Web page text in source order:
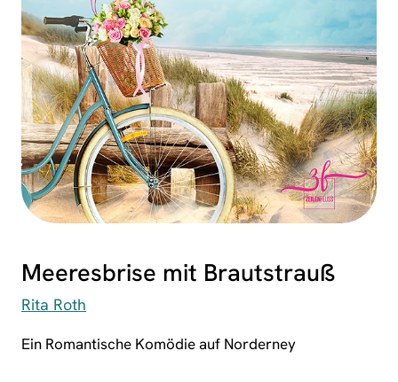
Meeresbrise mit Brautstrauß
Rita Roth
Ein Romantische Komödie auf Norderney